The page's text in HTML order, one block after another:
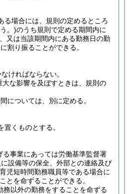
る場合には、規則の定めるところ
。)のうち規則で定める期間内に
又は当該期間内にある勤務日の勤
割り振ることができる。
ければならない。
な影響を及ぼすときは、規則の
については、別に定める。
くものとする。
事業にあっては労働基準監督署
設備等の保全、外部との連絡及び
児短時間勤務職員等である場合に
とを命ずることができる。
務以外の勤務をすることを命ずる